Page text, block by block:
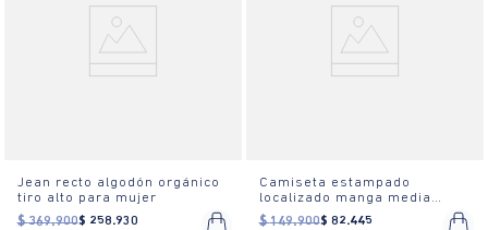
Jean recto algodón orgánico
tiro alto para mujer
$ 369.900$ 258.930
Camiseta estampado
localizado manga media
cuello redondo para hombre
$ 149.900$ 82.445